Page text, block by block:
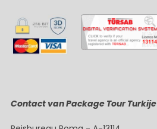
Contact van Package Tour Turkije